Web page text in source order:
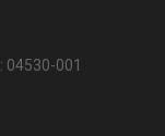
04530-001